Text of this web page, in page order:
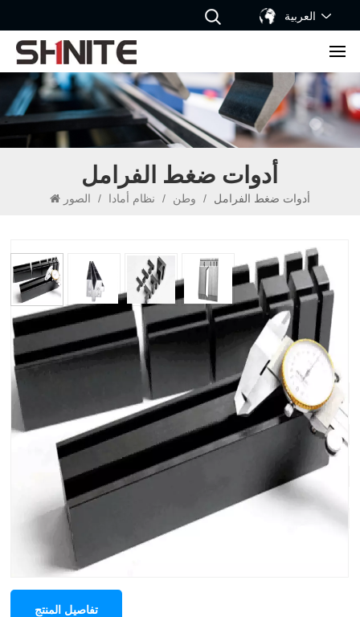
العربية
أدوات ضغط الفرامل
وطن / نظام أمادا / الصور / أدوات ضغط الفرامل
أدوات ضغط الفرامل
الزاوية: 28 درجة
نصف القطر: R0.6 مم
الارتفاع الفعال: 128 ملم
الارتفاع الإجمالي: 158 ملم
الحمولة القصوى: 800 كيلو نيوتن/م
تفاصيل المنتج